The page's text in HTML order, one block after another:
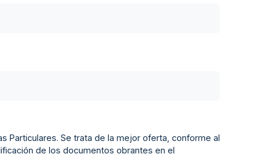
Particulares. Se trata de la mejor oferta, conforme al
de los documentos obrantes en el